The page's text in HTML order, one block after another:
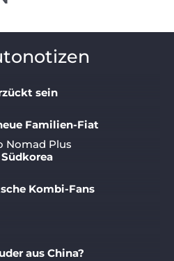
sein
Familien-Fiat
Nomad Plus
Kombi-Fans
aus China?